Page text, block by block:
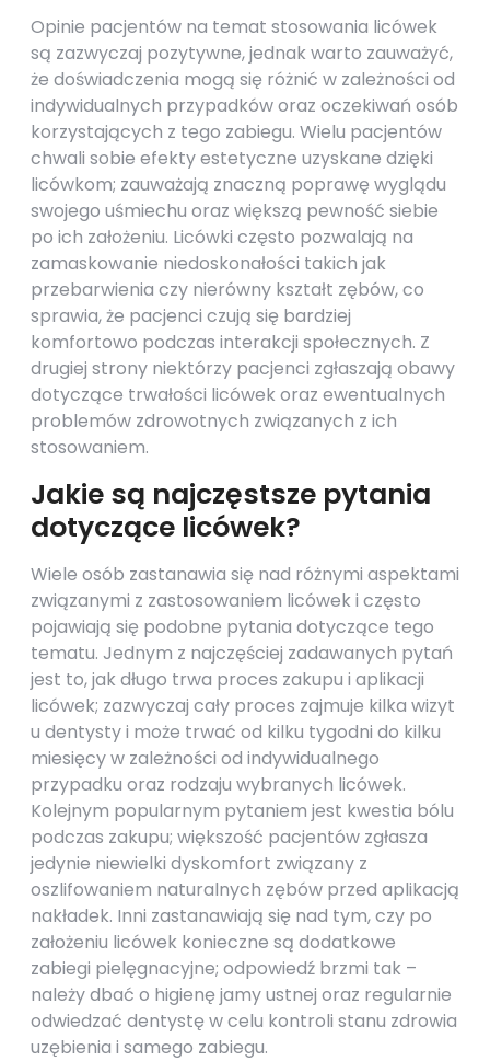
Opinie pacjentów na temat stosowania licówek
są zazwyczaj pozytywne, jednak warto zauważyć,
że doświadczenia mogą się różnić w zależności od
indywidualnych przypadków oraz oczekiwań osób
korzystających z tego zabiegu. Wielu pacjentów
chwali sobie efekty estetyczne uzyskane dzięki
licówkom; zauważają znaczną poprawę wyglądu
swojego uśmiechu oraz większą pewność siebie
po ich założeniu. Licówki często pozwalają na
zamaskowanie niedoskonałości takich jak
przebarwienia czy nierówny kształt zębów, co
sprawia, że pacjenci czują się bardziej
komfortowo podczas interakcji społecznych. Z
drugiej strony niektórzy pacjenci zgłaszają obawy
dotyczące trwałości licówek oraz ewentualnych
problemów zdrowotnych związanych z ich
stosowaniem.
Jakie są najczęstsze pytania
dotyczące licówek?
Wiele osób zastanawia się nad różnymi aspektami
związanymi z zastosowaniem licówek i często
pojawiają się podobne pytania dotyczące tego
tematu. Jednym z najczęściej zadawanych pytań
jest to, jak długo trwa proces zakupu i aplikacji
licówek; zazwyczaj cały proces zajmuje kilka wizyt
u dentysty i może trwać od kilku tygodni do kilku
miesięcy w zależności od indywidualnego
przypadku oraz rodzaju wybranych licówek.
Kolejnym popularnym pytaniem jest kwestia bólu
podczas zakupu; większość pacjentów zgłasza
jedynie niewielki dyskomfort związany z
oszlifowaniem naturalnych zębów przed aplikacją
nakładek. Inni zastanawiają się nad tym, czy po
założeniu licówek konieczne są dodatkowe
zabiegi pielęgnacyjne; odpowiedź brzmi tak –
należy dbać o higienę jamy ustnej oraz regularnie
odwiedzać dentystę w celu kontroli stanu zdrowia
uzębienia i samego zabiegu.